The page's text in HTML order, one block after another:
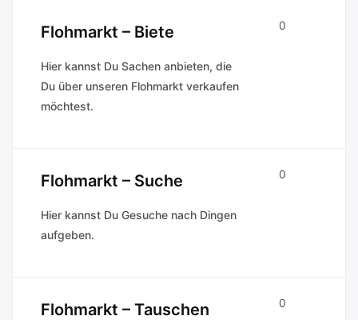
Flohmarkt – Biete
Hier kannst Du Sachen anbieten, die
Du über unseren Flohmarkt verkaufen
möchtest.
0
Flohmarkt – Suche
Hier kannst Du Gesuche nach Dingen
aufgeben.
0
Flohmarkt – Tauschen 0